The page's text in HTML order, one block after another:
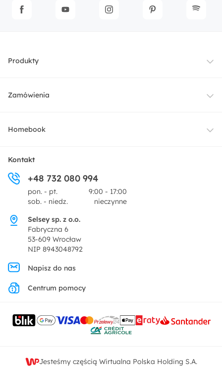
Produkty
Meble
Dekoracje i akcesoria
Promocje
Zamówienia
Dostawa
Zwroty
Pytania i odpowiedzi
Homebook
O nas
Centrum prasowe
Regulamin
Polityka prywatności
Ustawienia prywatności
Kontakt
Kontakt
+48 732 080 994
pon. - pt.
9:00 - 17:00
sob. - niedz.
nieczynne
Selsey sp. z o.o.
Fabryczna 6
53-609 Wrocław
NIP 8943048792
Napisz do nas
Centrum pomocy
Jesteśmy częścią Wirtualna Polska Holding S.A.